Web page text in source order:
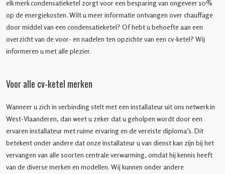
elk merk condensatieketel zorgt voor een besparing van ongeveer 10%
op de energiekosten. Wilt u meer informatie ontvangen over chauffage
door middel van een condensatieketel? Of hebt u behoefte aan een
overzicht van de voor- en nadelen ten opzichte van een cv-ketel? Wij
informeren u met alle plezier.
Voor alle cv-ketel merken
Wanneer u zich in verbinding stelt met een installateur uit ons netwerk in
West-Vlaanderen, dan weet u zeker dat u geholpen wordt door een
ervaren installateur met ruime ervaring en de vereiste diploma’s. Dit
betekent onder andere dat onze installateur u van dienst kan zijn bij het
vervangen van alle soorten centrale verwarming, omdat hij kennis heeft
van de diverse merken en modellen. Wij kunnen onder andere